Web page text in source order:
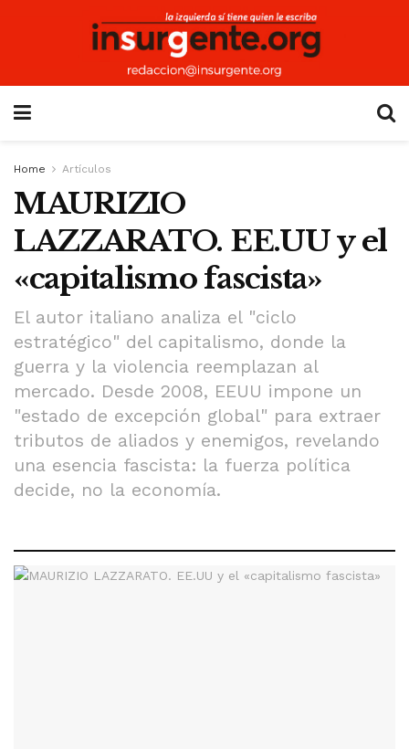
Home Artículos
MAURIZIO
LAZZARATO. EE.UU y el
«capitalismo fascista»
El autor italiano analiza el "ciclo
estratégico" del capitalismo, donde la
guerra y la violencia reemplazan al
mercado. Desde 2008, EEUU impone un
"estado de excepción global" para extraer
tributos de aliados y enemigos, revelando
una esencia fascista: la fuerza política
decide, no la economía.